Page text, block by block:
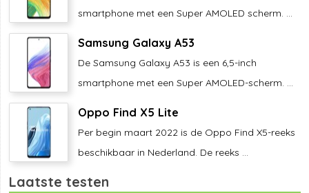
smartphone met een Super AMOLED scherm. ...
Samsung Galaxy A53
De Samsung Galaxy A53 is een 6,5-inch
smartphone met een Super AMOLED-scherm. ...
Oppo Find X5 Lite
Per begin maart 2022 is de Oppo Find X5-reeks
beschikbaar in Nederland. De reeks ...
Laatste testen